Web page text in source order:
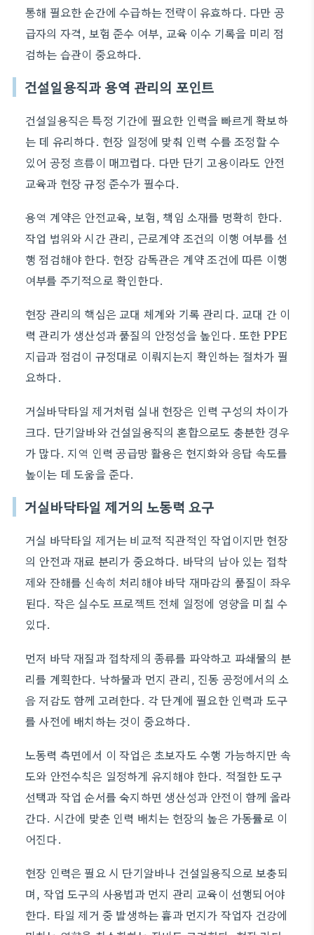
통해 필요한 순간에 수급하는 전략이 유효하다. 다만 공
급자의 자격, 보험 준수 여부, 교육 이수 기록을 미리 점
검하는 습관이 중요하다.
건설일용직과 용역 관리의 포인트
건설일용직은 특정 기간에 필요한 인력을 빠르게 확보하
는 데 유리하다. 현장 일정에 맞춰 인력 수를 조정할 수
있어 공정 흐름이 매끄럽다. 다만 단기 고용이라도 안전
교육과 현장 규정 준수가 필수다.
용역 계약은 안전교육, 보험, 책임 소재를 명확히 한다.
작업 범위와 시간 관리, 근로계약 조건의 이행 여부를 선
행 점검해야 한다. 현장 감독관은 계약 조건에 따른 이행
여부를 주기적으로 확인한다.
현장 관리의 핵심은 교대 체계와 기록 관리다. 교대 간 이
력 관리가 생산성과 품질의 안정성을 높인다. 또한 PPE
지급과 점검이 규정대로 이뤄지는지 확인하는 절차가 필
요하다.
거실바닥타일 제거처럼 실내 현장은 인력 구성의 차이가
크다. 단기알바와 건설일용직의 혼합으로도 충분한 경우
가 많다. 지역 인력 공급망 활용은 현지화와 응답 속도를
높이는 데 도움을 준다.
거실바닥타일 제거의 노동력 요구
거실 바닥타일 제거는 비교적 직관적인 작업이지만 현장
의 안전과 재료 분리가 중요하다. 바닥의 남아 있는 접착
제와 잔해를 신속히 처리해야 바닥 재마감의 품질이 좌우
된다. 작은 실수도 프로젝트 전체 일정에 영향을 미칠 수
있다.
먼저 바닥 재질과 접착제의 종류를 파악하고 파쇄물의 분
리를 계획한다. 낙하물과 먼지 관리, 진동 공정에서의 소
음 저감도 함께 고려한다. 각 단계에 필요한 인력과 도구
를 사전에 배치하는 것이 중요하다.
노동력 측면에서 이 작업은 초보자도 수행 가능하지만 속
도와 안전수칙은 일정하게 유지해야 한다. 적절한 도구
선택과 작업 순서를 숙지하면 생산성과 안전이 함께 올라
간다. 시간에 맞춘 인력 배치는 현장의 높은 가동률로 이
어진다.
현장 인력은 필요 시 단기알바나 건설일용직으로 보충되
며, 작업 도구의 사용법과 먼지 관리 교육이 선행되어야
한다. 타일 제거 중 발생하는 흄과 먼지가 작업자 건강에